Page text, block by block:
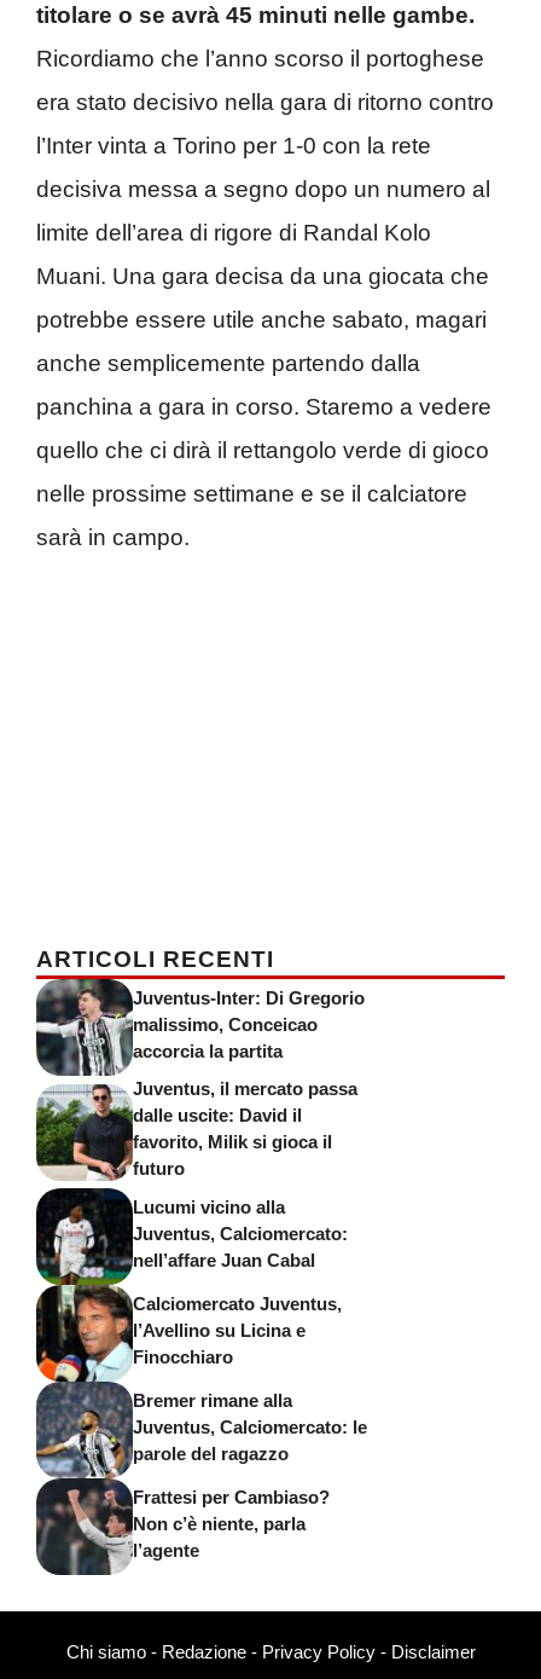
titolare o se avrà 45 minuti nelle gambe.
Ricordiamo che l’anno scorso il portoghese
era stato decisivo nella gara di ritorno contro
l’Inter vinta a Torino per 1-0 con la rete
decisiva messa a segno dopo un numero al
limite dell’area di rigore di Randal Kolo
Muani. Una gara decisa da una giocata che
potrebbe essere utile anche sabato, magari
anche semplicemente partendo dalla
panchina a gara in corso. Staremo a vedere
quello che ci dirà il rettangolo verde di gioco
nelle prossime settimane e se il calciatore
sarà in campo.
ARTICOLI RECENTI
Juventus-Inter: Di Gregorio
malissimo, Conceicao
accorcia la partita
Juventus, il mercato passa
dalle uscite: David il
favorito, Milik si gioca il
futuro
Lucumi vicino alla
Juventus, Calciomercato:
nell’affare Juan Cabal
Calciomercato Juventus,
l’Avellino su Licina e
Finocchiaro
Bremer rimane alla
Juventus, Calciomercato: le
parole del ragazzo
Frattesi per Cambiaso?
Non c’è niente, parla
l’agente
Chi siamo- Redazione- Privacy Policy- Disclaimer